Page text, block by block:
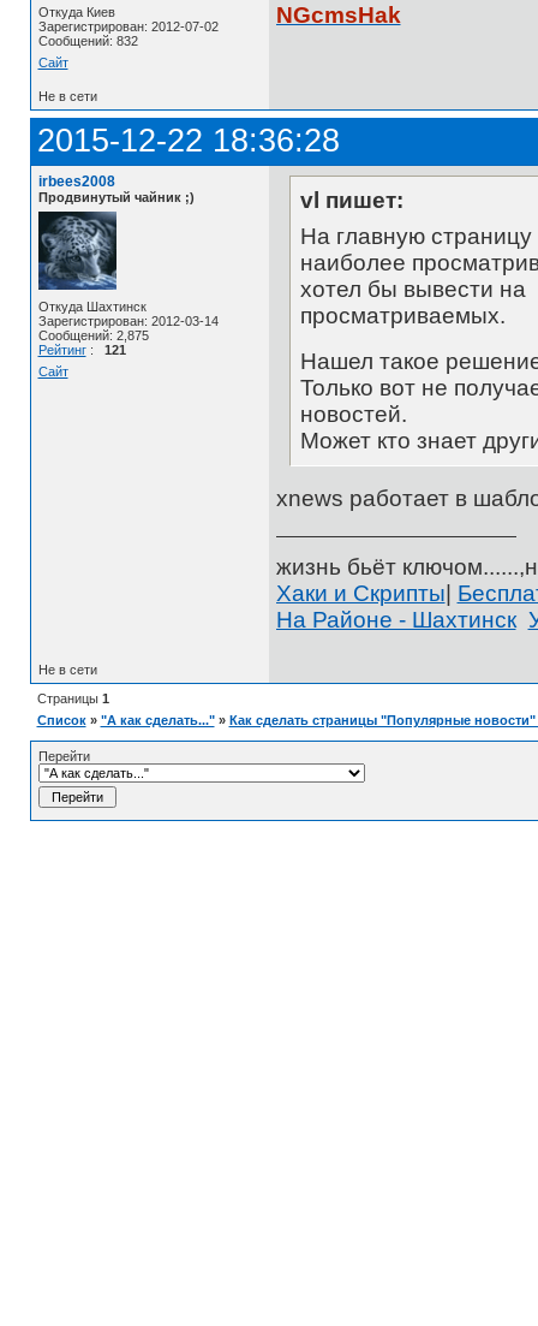
Откуда Киев
Зарегистрирован: 2012-07-02
Сообщений: 832
Сайт
NGcmsHak
Не в сети
2015-12-22 18:36:28
irbees2008
Продвинутый чайник ;)
Откуда Шахтинск
Зарегистрирован: 2012-03-14
Сообщений: 2,875
Рейтинг: 121
Сайт
vl пишет:
На главную
наиболее
хотел бы вывести на
просматриваемых.
Нашел такое
Только вот не
новостей.
Может кто знает
xnews работает в
жизнь бьёт
Хаки и Скрипты|
На Районе - Шахтинск
Не в сети
Страницы 1
Список » "А как сделать..." » Как сделать страницы "Популярные
Перейти